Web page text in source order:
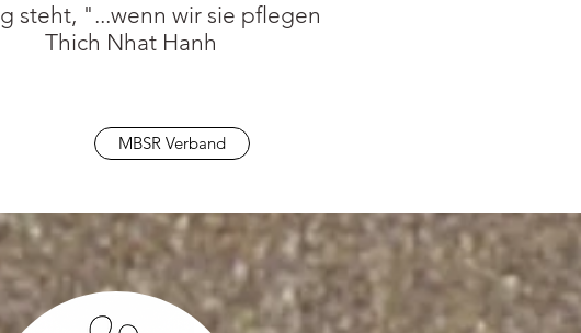
steht, "...wenn wir sie pflegen
Thich Nhat Hanh
MBSR Verband